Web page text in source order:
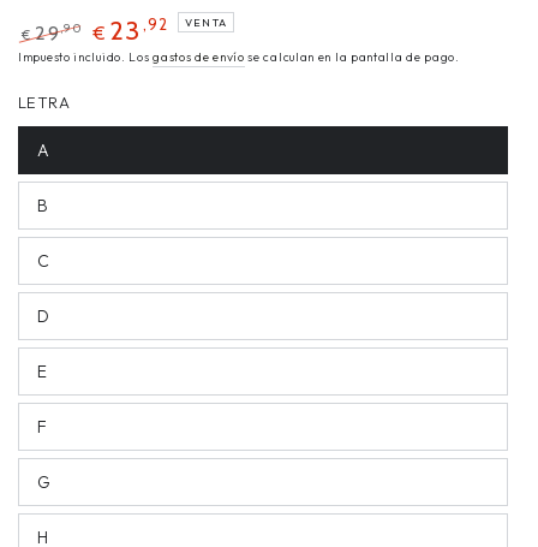
€ 29,90 € 23 ,92 VENTA
Impuesto incluido. Losgastos de envío se calculan en la pantalla de pago.
LETRA
A
B
C
D
E
F
G
H